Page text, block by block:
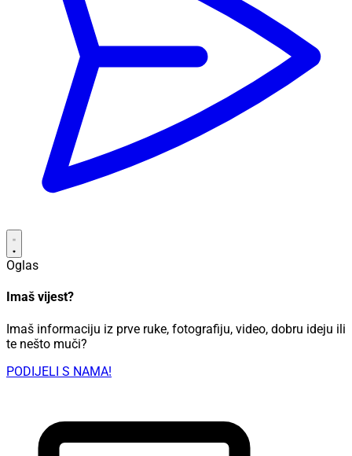
Oglas
Imaš vijest?
Imaš informaciju iz prve ruke, fotografiju, video, dobru ideju ili
te nešto muči?
PODIJELI S NAMA!